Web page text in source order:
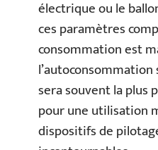
électrique ou le
ces paramètres
consommation est
sera souvent la plus
pour une utilisation
dispositifs de